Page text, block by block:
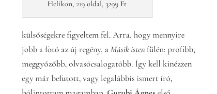
Helikon, 219 oldal, 3299 Ft
külsőségekre figyeltem fel. Arra, hogy mennyire
jobb a fotó az új regény, aMásik istenfülén: profibb,
meggyőzőbb, olvasócsalogatóbb. Így kell kinézzen
egy már befutott, vagy legalábbis ismert író,